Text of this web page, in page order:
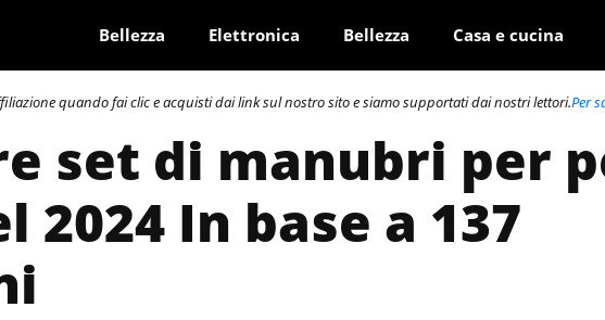
Bellezza Elettronica Bellezza Casa e cucina
quando fai clic e acquisti dai link sul nostro sito e siamo supportati dai nostri lettori.Per
set di manubri per
2024 In base a 137